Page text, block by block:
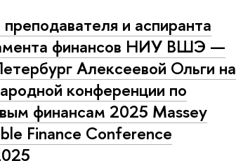
и аспиранта
финансов НИУ ВШЭ —
Алексеевой Ольги на
конференции по
финансам 2025 Massey
Finance Conference